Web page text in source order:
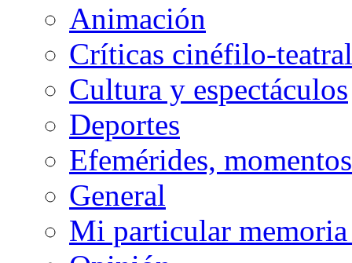
Animación
Críticas cinéfilo-
Cultura y espectáculos
Deportes
Efemérides,
General
Mi particular